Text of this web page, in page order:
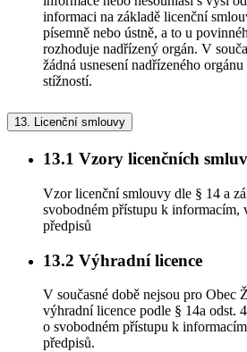
informaci na základě licenční
písemně nebo ústně, a to u
rozhoduje nadřízený orgán. V
žádná usnesení nadřízeného
stížností.
13. Licenční smlouvy
13.1 Vzory licenčních smluv
Vzor licenční smlouvy dle § 14 a
svobodném přístupu k informacím,
předpisů
13.2 Výhradní licence
V současné době nejsou pro Obec
výhradní licence podle § 14a odst.
o svobodném přístupu k
předpisů.